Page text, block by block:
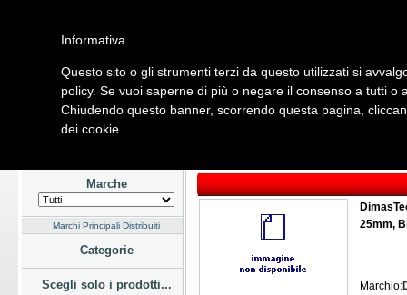
Home Listino Marchi Dati Cliente Servizi Company
Hardware Software Fotografia Telefonia Audio Video
Marche
Marchi Principali Distribuiti
Categorie
Scegli solo i prodotti...
25mm,
Marchio:
Informativa
Questo sito o gli strumenti terzi da questo utilizzati si
policy. Se vuoi saperne di più o negare il consenso a tutti o
Chiudendo questo banner, scorrendo questa pagina,
dei cookie.